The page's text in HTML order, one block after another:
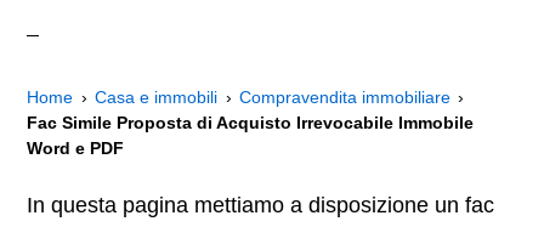
Home Casa e immobili
Compravendita immobiliare
Fac Simile Proposta di Acquisto Irrevocabile Immobile
Word e PDF
In questa pagina mettiamo a disposizione un fac